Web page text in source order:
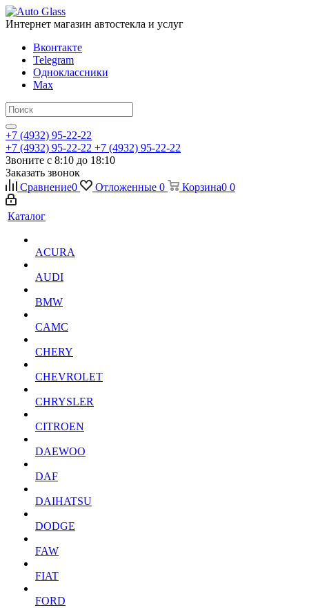
Интернет магазин автостекла и услуг
Вконтакте
Telegram
Одноклассники
Max
+7 (4932) 95-22-22
+7 (4932) 95-22-22 +7 (4932) 95-22-22
Звоните с 8:10 до 18:10
Заказать звонок
Сравнение0 Отложенные 0 Корзина0 0
Каталог
ACURA
AUDI
BMW
CAMC
CHERY
CHEVROLET
CHRYSLER
CITROEN
DAEWOO
DAF
DAIHATSU
DODGE
FAW
FIAT
FORD